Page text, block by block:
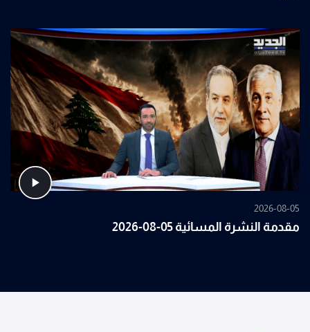
2026-08-05
مقدمة النشرة المسائية 05-08-2026